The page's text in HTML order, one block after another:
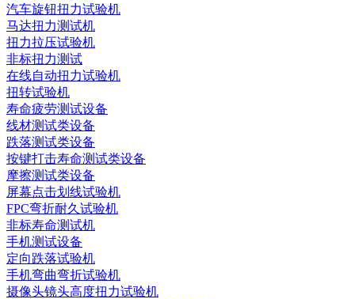
汽车旋钮扭力试验机
马达扭力测试机
扭力拉压试验机
非标扭力测试
在线自动扭力试验机
扭转试验机
寿命疲劳测试设备
线材测试类设备
跌落测试类设备
按键打击寿命测试类设备
摩擦测试类设备
屏幕点击划线试验机
FPC弯折耐久试验机
非标寿命测试机
手机测试设备
定向跌落试验机
手机弯曲弯折试验机
摄像头镜头高度扭力试验机